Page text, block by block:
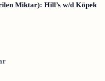
Miktar): Hill’s w/d Köpek